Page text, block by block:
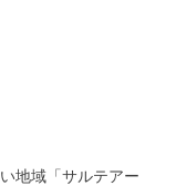
地域「サルテアー